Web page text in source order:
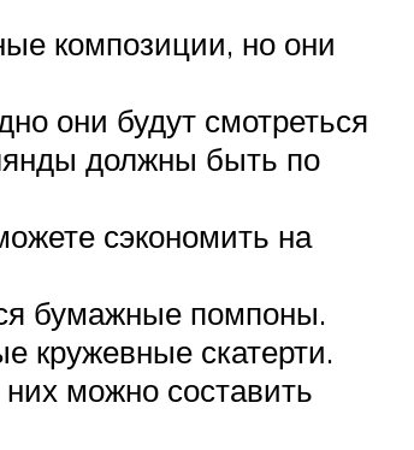
композиции, но они
они будут смотреться
должны быть по
сэкономить на
бумажные помпоны.
кружевные скатерти.
можно составить